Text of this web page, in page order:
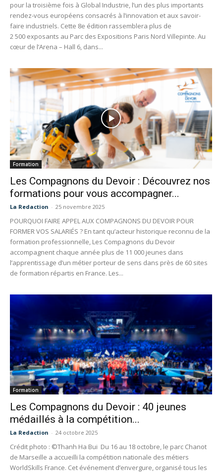
pour la troisième fois à Global Industrie, l’un des plus importants
rendez-vous européens consacrés à l’innovation et aux savoir-
faire industriels. Cette 8e édition rassemblera plus de
2 500 exposants au Parc des Expositions Paris Nord Villepinte. Au
cœur de l’Arena – Hall 6, dans...
Formation
Les Compagnons du Devoir : Découvrez nos
formations pour vous accompagner...
La Redaction - 25 novembre 2025
POURQUOI FAIRE APPEL AUX COMPAGNONS DU DEVOIR POUR
FORMER VOS SALARIÉS ? En tant qu’acteur historique reconnu de la
formation professionnelle, Les Compagnons du Devoir
accompagnent chaque année plus de 11 000 jeunes dans
l’apprentissage d’un métier porteur de sens dans près de 60 sites
de formation répartis en France. Les...
Formation
Les Compagnons du Devoir : 40 jeunes
médaillés à la compétition...
La Redaction - 24 octobre 2025
Crédit photo : ©Thanh Ha Bui Du 16 au 18 octobre, le parc Chanot
de Marseille a accueilli la compétition nationale des métiers
WorldSkills France. Cet événement d’envergure, organisé tous les